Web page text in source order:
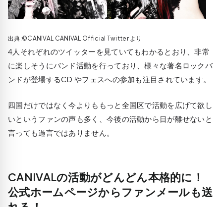
出典:©CANIVAL CANIVAL Official Twitter より
4人それぞれのツイッターを見ていてもわかるとおり、非常
に楽しそうにバンド活動を行っており、様々な著名ロックバ
ンドが登場するCD やフェスへの参加も注目されています。
四国だけではなく今よりももっと全国区で活動を広げて欲し
いというファンの声も多く、今後の活動から目が離せないと
言っても過言ではありません。
CANIVALの活動がどんどん本格的に！
公式ホームページからファンメールも送